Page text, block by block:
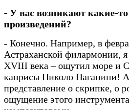
- У вас возникают какие-
произведений?
- Конечно. Например, в
Астраханской филармонии,
XVIII века – ощутил море и
каприсы Николо Паганини! А
представление о скрипке, о
ощущение этого